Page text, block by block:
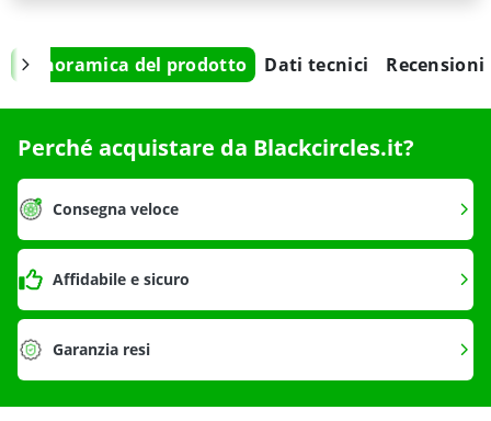
Panoramica del prodotto Dati tecnici Recensioni
Perché acquistare da Blackcircles.it?
Consegna veloce
Affidabile e sicuro
Garanzia resi